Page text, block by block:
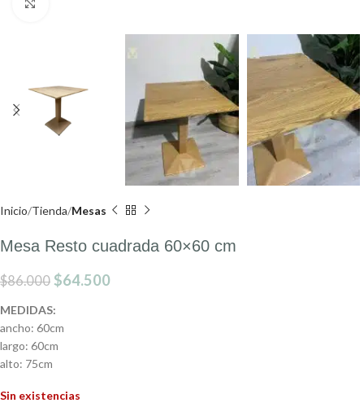
Inicio Tienda Mesas
Mesa Resto cuadrada 60×60 cm
$86.000 $64.500
MEDIDAS:
ancho: 60cm
largo: 60cm
alto: 75cm
Sin existencias